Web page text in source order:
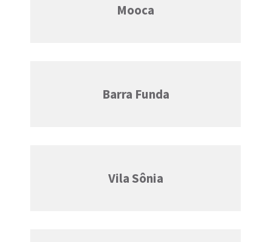
Mooca
Barra Funda
Vila Sônia